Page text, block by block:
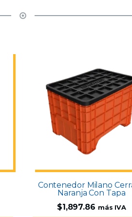
Contenedor Milano
Naranja Con Tapa
$1,897.86 más IVA